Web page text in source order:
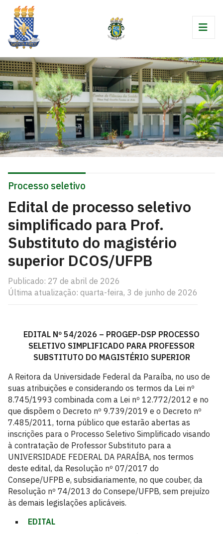
Processo seletivo
Edital de processo seletivo
simplificado para Prof.
Substituto do magistério
superior DCOS/UFPB
Publicado: 27 de abril de 2026
Última atualização: quarta-feira, 3 de junho de 2026
EDITAL Nº 54/2026 – PROGEP-DSP PROCESSO
SELETIVO SIMPLIFICADO PARA PROFESSOR
SUBSTITUTO DO MAGISTÉRIO SUPERIOR
A Reitora da Universidade Federal da Paraíba, no uso de
suas atribuições e considerando os termos da Lei nº
8.745/1993 combinada com a Lei nº 12.772/2012 e no
que dispõem o Decreto nº 9.739/2019 e o Decreto nº
7.485/2011, torna público que estarão abertas as
inscrições para o Processo Seletivo Simplificado visando
à contratação de Professor Substituto para a
UNIVERSIDADE FEDERAL DA PARAÍBA, nos termos
deste edital, da Resolução nº 07/2017 do
Consepe/UFPB e, subsidiariamente, no que couber, da
Resolução nº 74/2013 do Consepe/UFPB, sem prejuízo
às demais legislações aplicáveis.
EDITAL